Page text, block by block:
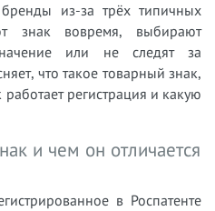
из-за трёх типичных
знак вовремя, выбирают
или не следят за
что такое товарный знак,
регистрация и какую
и чем он отличается
в Роспатенте